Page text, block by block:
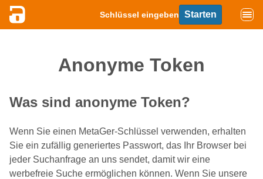
Schlüssel eingeben Starten
Anonyme Token
Was sind anonyme Token?
Wenn Sie einen MetaGer-Schlüssel verwenden, erhalten
Sie ein zufällig generiertes Passwort, das Ihr Browser bei
jeder Suchanfrage an uns sendet, damit wir eine
werbefreie Suche ermöglichen können. Wenn Sie unsere